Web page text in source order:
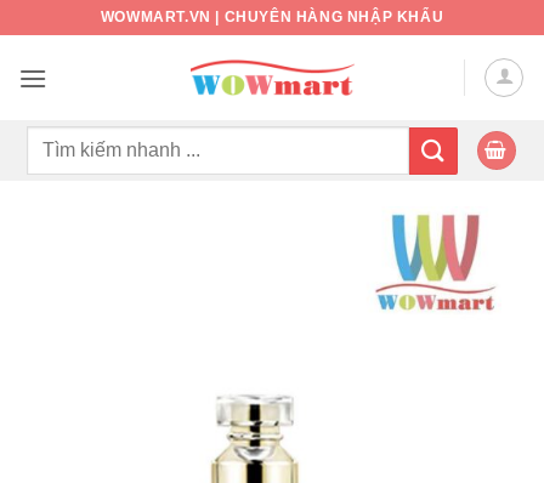
nội
WOWMART.VN | CHUYÊN HÀNG NHẬP KHẨU
Tìm